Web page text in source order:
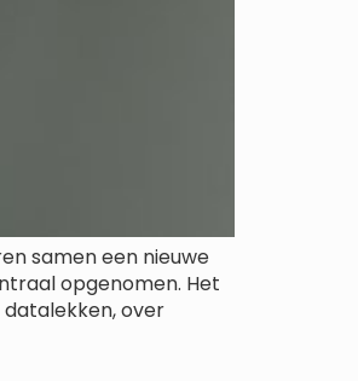
samen een nieuwe
opgenomen. Het
over